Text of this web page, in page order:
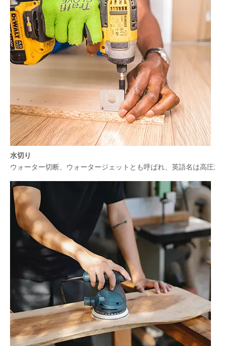
水切り
ウォーター切断、ウォータージェットとも呼ばれ、英語名は高圧